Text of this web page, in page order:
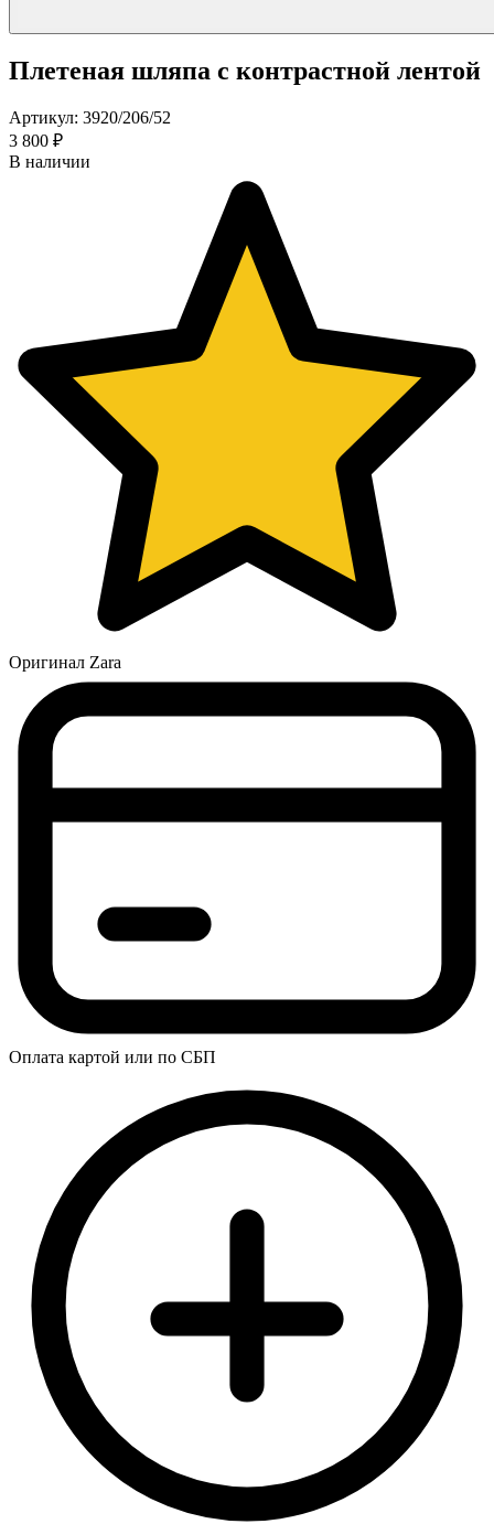
Плетеная шляпа с контрастной лентой
Артикул: 3920/206/52
3 800 ₽
В наличии
Оригинал Zara
Оплата картой или по СБП